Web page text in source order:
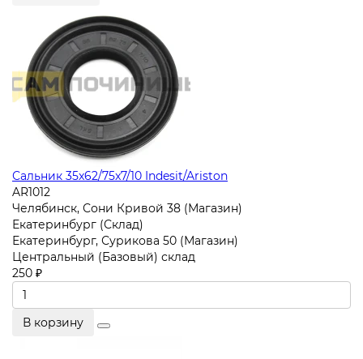
Сальник 35x62/75x7/10 Indesit/Ariston
AR1012
Челябинск, Сони Кривой 38 (Магазин)
Екатеринбург (Склад)
Екатеринбург, Сурикова 50 (Магазин)
Центральный (Базовый) склад
250 ₽
В корзину